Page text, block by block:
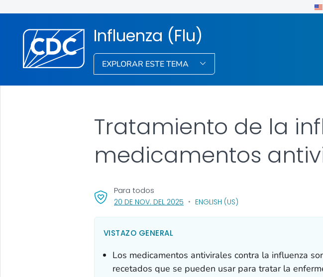
Influenza (Flu)
EXPLORAR ESTE TEMA
Tratamiento de la
medicamentos
20 DE NOV. DEL 2025, VISIT LINK FOR DETAILS.
ENGLISH (US)
Para todos
VISTAZO GENERAL
Los medicamentos antivirales contra la influenza
recetados que se pueden usar para tratar la